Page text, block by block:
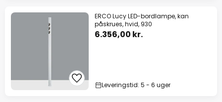
ERCO Lucy LED-bordlampe, kan
påskrues, hvid, 930
6.356,00 kr.
Leveringstid: 5 - 6 uger